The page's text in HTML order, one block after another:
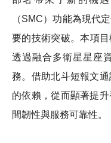
（SMC）功能為現代
要的技術突破。本項
透過融合多衛星星座
務。借助北斗短報文
的依賴，從而顯著提
間韌性與服務可靠性。